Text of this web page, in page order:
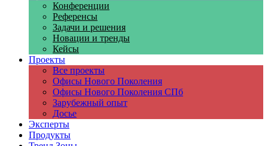
Конференции
Референсы
Задачи и решения
Новации и тренды
Кейсы
Проекты
Все проекты
Офисы Нового Поколения
Офисы Нового Поколения СПб
Зарубежный опыт
Досье
Эксперты
Продукты